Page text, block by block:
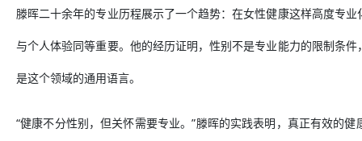
滕晖二十余年的专业历程展示了一个趋势：在女性健康这样高度专
与个人体验同等重要。他的经历证明，性别不是专业能力的限制条
是这个领域的通用语言。
“健康不分性别，但关怀需要专业。”滕晖的实践表明，真正有效的